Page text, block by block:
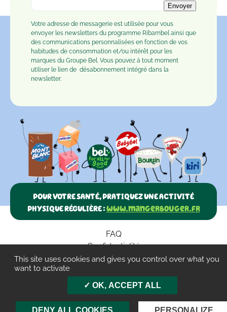
Envoyer
Votre adresse de messagerie est utilisée pour vous
envoyer les newsletters du programme Ribambel ainsi que
des communications personnalisées en fonction de vos
habitudes de consommation et/ou intérêt pour les
marques du Groupe Bel. Vous pouvez à tout moment
utiliser le lien de désabonnement intégré dans la
newsletter.
POUR VOTRE SANTÉ, PRATIQUEZ UNE ACTIVITÉ
PHYSIQUE RÉGULIÈRE :www.mangerbouger.fr
FAQ
Confidentialité
Paramètres des cookies
Mentions légales
Contact
This site uses cookies and gives you control over what you
want to activate
OK, ACCEPT ALL
DENY ALL COOKIES PERSONALIZE